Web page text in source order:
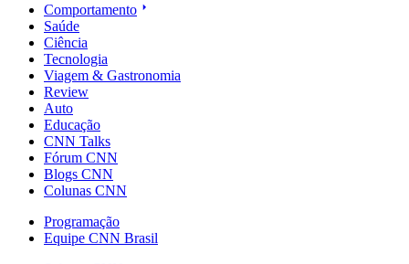
Comportamento
Saúde
Ciência
Tecnologia
Viagem & Gastronomia
Review
Auto
Educação
CNN Talks
Fórum CNN
Blogs CNN
Colunas CNN
Programação
Equipe CNN Brasil